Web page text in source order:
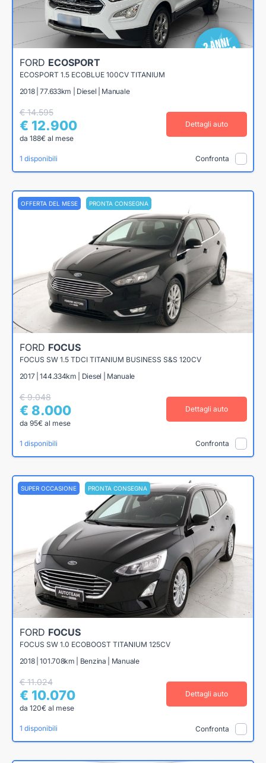
FORD ECOSPORT
ECOSPORT 1.5 ECOBLUE 100CV TITANIUM
2018 | 77.633km | Diesel | Manuale
€ 14.595
€ 12.900
da 188€ al mese
Dettagli auto
1 disponibili Confronta
OFFERTA DEL MESE PRONTA CONSEGNA
FORD FOCUS
FOCUS SW 1.5 TDCI TITANIUM BUSINESS S&S 120CV
2017 | 144.334km | Diesel | Manuale
€ 9.048
€ 8.000
da 95€ al mese
Dettagli auto
1 disponibili Confronta
SUPER OCCASIONE PRONTA CONSEGNA
FORD FOCUS
FOCUS SW 1.0 ECOBOOST TITANIUM 125CV
2018 | 101.708km | Benzina | Manuale
€ 11.024
€ 10.070
da 120€ al mese
Dettagli auto
1 disponibili Confronta